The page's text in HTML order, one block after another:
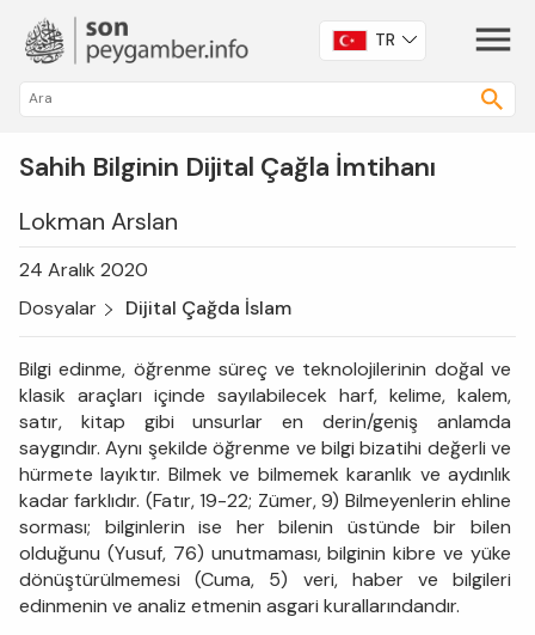
TR
Sahih Bilginin Dijital Çağla İmtihanı
Lokman Arslan
24 Aralık 2020
Dosyalar
Dijital Çağda İslam
Bilgi edinme, öğrenme süreç ve teknolojilerinin doğal ve
klasik araçları içinde sayılabilecek harf, kelime, kalem,
satır, kitap gibi unsurlar en derin/geniş anlamda
saygındır. Aynı şekilde öğrenme ve bilgi bizatihi değerli ve
hürmete layıktır. Bilmek ve bilmemek karanlık ve aydınlık
kadar farklıdır. (Fatır, 19-22; Zümer, 9) Bilmeyenlerin ehline
sorması; bilginlerin ise her bilenin üstünde bir bilen
olduğunu (Yusuf, 76) unutmaması, bilginin kibre ve yüke
dönüştürülmemesi (Cuma, 5) veri, haber ve bilgileri
edinmenin ve analiz etmenin asgari kurallarındandır.